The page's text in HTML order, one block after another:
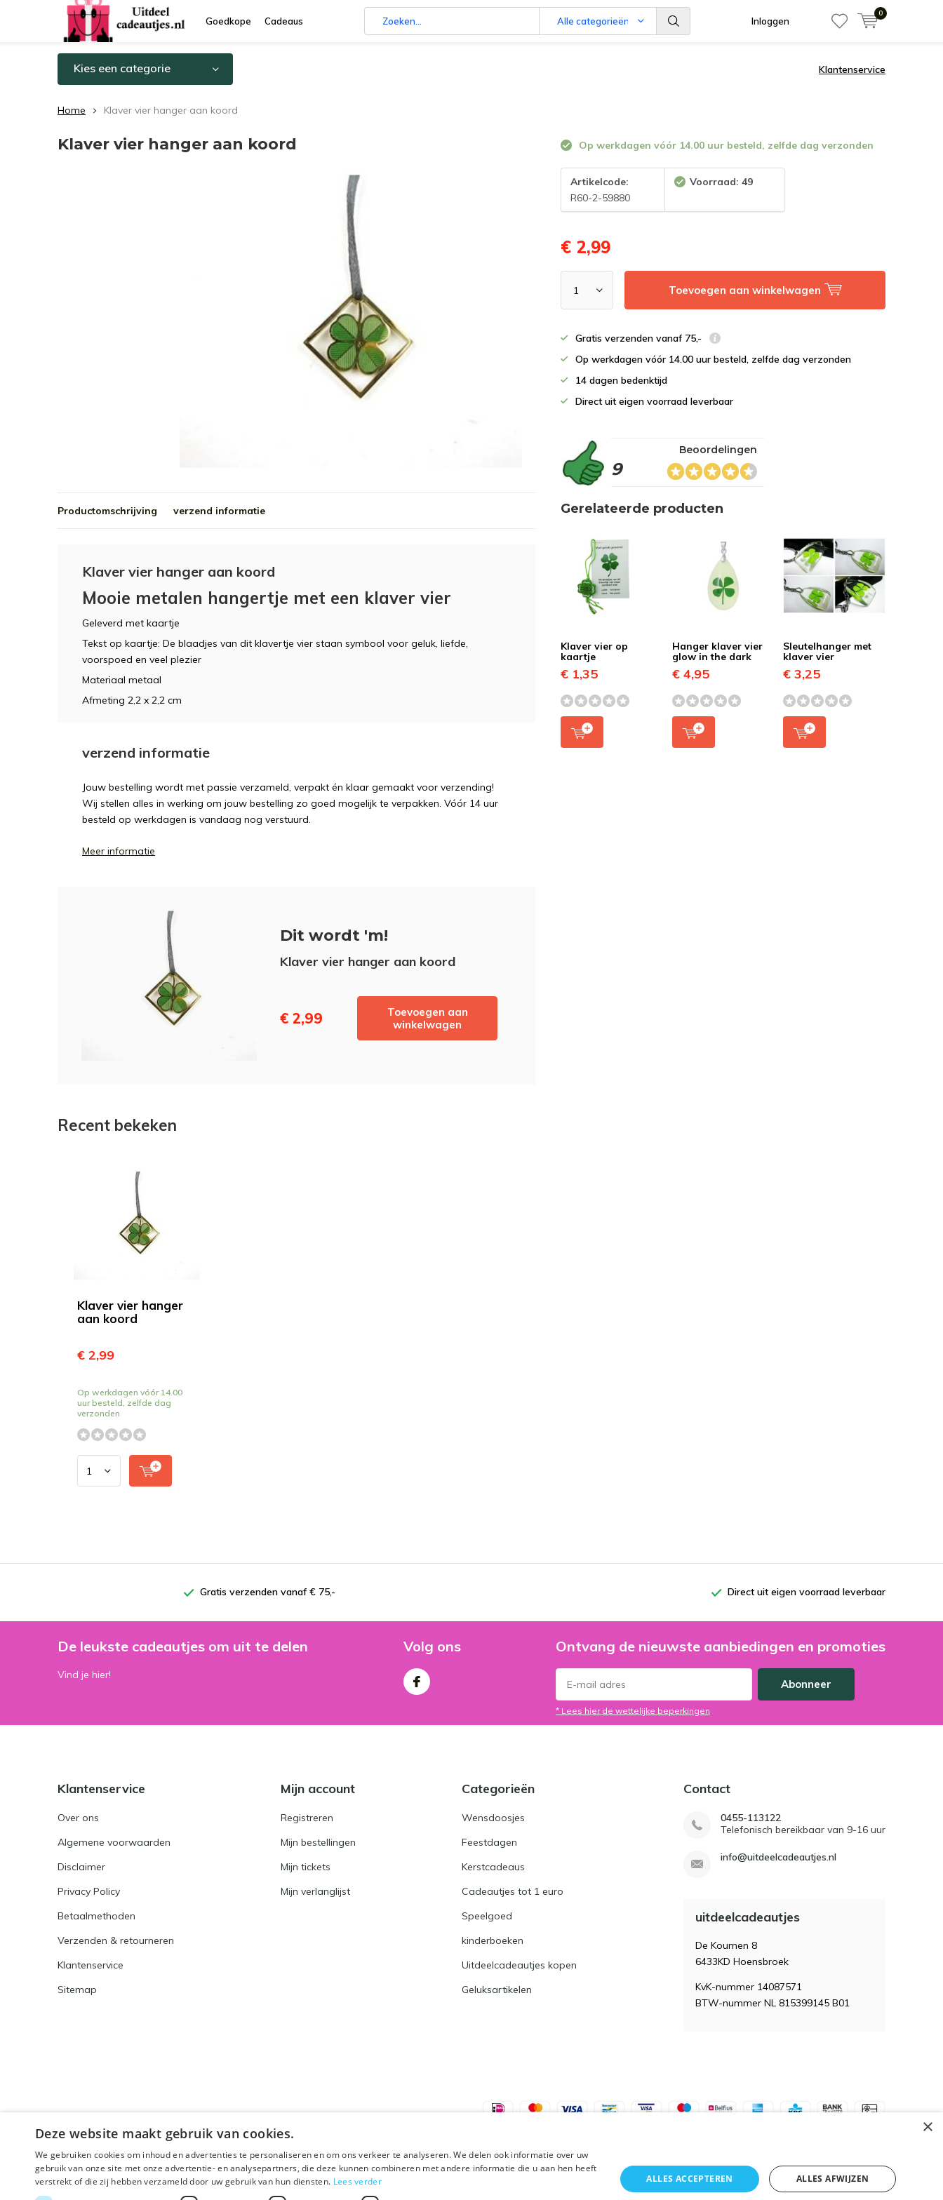
Goedkope Cadeaus Alle categorieën Inloggen
0
Kies een categorie Klantenservice
Home Klaver vier hanger aan koord
Klaver vier hanger aan koord Op werkdagen vóór 14.00 uur besteld, zelfde dag verzonden
Artikelcode:
R60-2-59880
Voorraad: 49
€ 2,99
Toevoegen aan winkelwagen
Gratis verzenden vanaf 75,-
Op werkdagen vóór 14.00 uur besteld, zelfde dag verzonden
14 dagen bedenktijd
Direct uit eigen voorraad leverbaar
9
Beoordelingen
Productomschrijving verzend informatie
Klaver vier hanger aan koord
Mooie metalen hangertje met een klaver vier
Geleverd met kaartje
Tekst op kaartje: De blaadjes van dit klavertje vier staan symbool voor geluk, liefde,
voorspoed en veel plezier
Materiaal metaal
Afmeting 2,2 x 2,2 cm
verzend informatie
Jouw bestelling wordt met passie verzameld, verpakt én klaar gemaakt voor verzending!
Wij stellen alles in werking om jouw bestelling zo goed mogelijk te verpakken. Vóór 14 uur
besteld op werkdagen is vandaag nog verstuurd.
Meer informatie
Dit wordt 'm!
Klaver vier hanger aan koord
€ 2,99
Toevoegen aan
winkelwagen
Gerelateerde producten
Klaver vier op
kaartje
€ 1,35
Hanger klaver vier
glow in the dark
€ 4,95
Sleutelhanger met
klaver vier
€ 3,25
Recent bekeken
Klaver vier hanger
aan koord
€ 2,99
Op werkdagen vóór 14.00
uur besteld, zelfde dag
verzonden
Gratis verzenden vanaf € 75,- Direct uit eigen voorraad leverbaar
De leukste cadeautjes om uit te delen
Vind je hier!
Volg ons Ontvang de nieuwste aanbiedingen en promoties
Abonneer
* Lees hier de wettelijke beperkingen
Klantenservice
Over ons
Algemene voorwaarden
Disclaimer
Privacy Policy
Betaalmethoden
Verzenden & retourneren
Klantenservice
Sitemap
Mijn account
Registreren
Mijn bestellingen
Mijn tickets
Mijn verlanglijst
Categorieën
Wensdoosjes
Feestdagen
Kerstcadeaus
Cadeautjes tot 1 euro
Speelgoed
kinderboeken
Uitdeelcadeautjes kopen
Geluksartikelen
Contact
0455-113122
Telefonisch bereikbaar van 9-16 uur
info@uitdeelcadeautjes.nl
uitdeelcadeautjes
De Koumen 8
6433KD Hoensbroek
KvK-nummer 14087571
BTW-nummer NL 815399145 B01
© 2026 - Powered byLightspeed - Theme ByDMWSxPlus+ Algemene voorwaarden RSS-feed Sitemap
×
Deze website maakt gebruik van cookies.
We gebruiken cookies om inhoud en advertenties te personaliseren en om ons verkeer te analyseren. We delen ook informatie over uw
gebruik van onze site met onze advertentie- en analysepartners, die deze kunnen combineren met andere informatie die u aan hen heeft
verstrekt of die zij hebben verzameld door uw gebruik van hun diensten. Lees verder
ALLES ACCEPTEREN ALLES AFWIJZEN